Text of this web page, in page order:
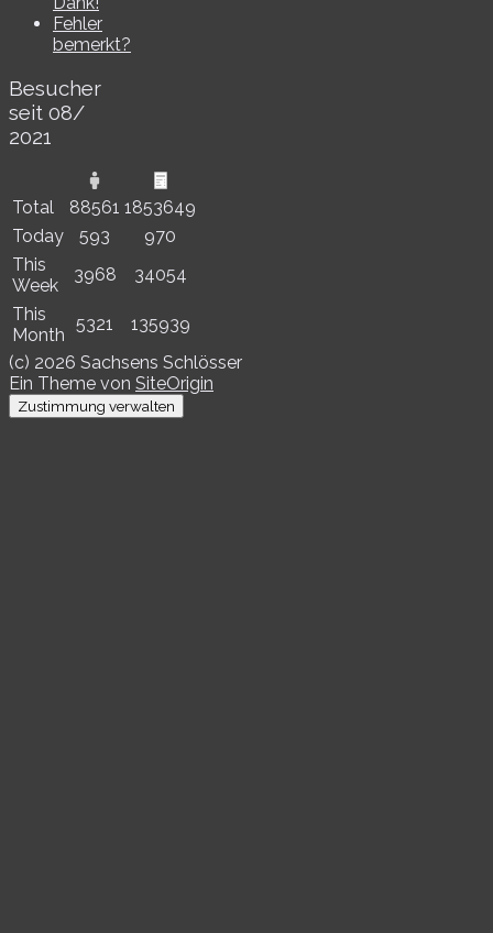
Fehler
bemerkt?
Besucher
seit 08/​
2021
Total 88561 1853649
Today
593
970
This
Week
3968
34054
This
Month
5321
135939
(c) 2026 Sachsens Schlösser
Ein Theme von SiteOrigin
Zustimmung verwalten